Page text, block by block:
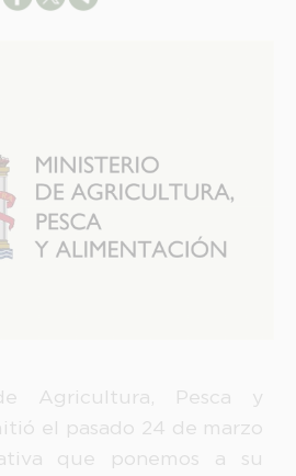
Agricultura, Pesca y
el pasado 24 de marzo
que ponemos a su